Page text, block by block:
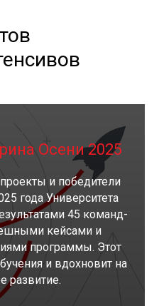
Осени 2025
и победители
года Университета
45 команд-
кейсами и
программы. Этот
и вдохновит на
развитие.